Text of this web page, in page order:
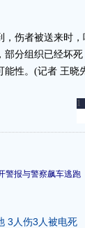
者被送来时，
部分组织已经坏
能性。(记者 王晓
警报与警察飙车逃跑
3人伤3人被电死